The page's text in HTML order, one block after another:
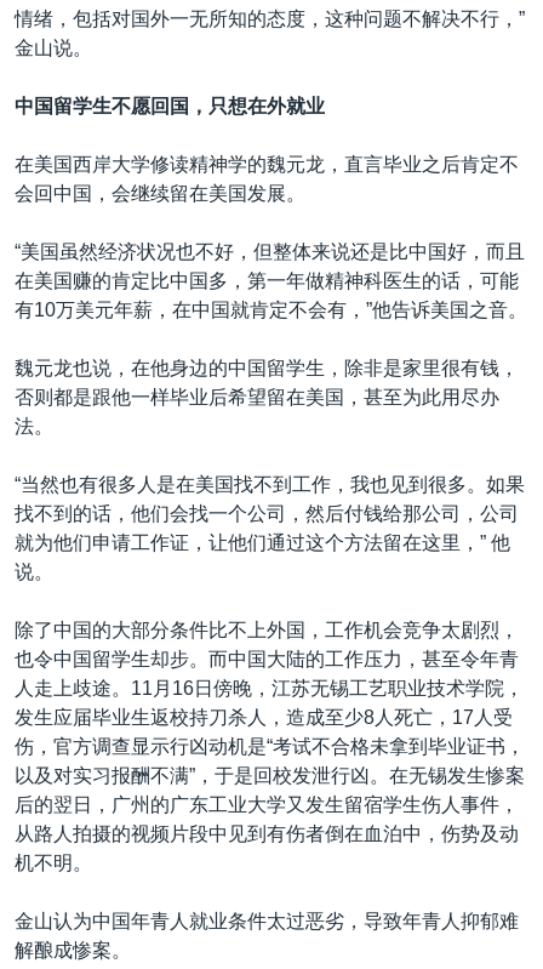
情绪，包括对国外一无所知的态度，这种问题不解决不行，”
金山说。
中国留学生不愿回国，只想在外就业
在美国西岸大学修读精神学的魏元龙，直言毕业之后肯定不
会回中国，会继续留在美国发展。
“美国虽然经济状况也不好，但整体来说还是比中国好，而且
在美国赚的肯定比中国多，第一年做精神科医生的话，可能
有10万美元年薪，在中国就肯定不会有，”他告诉美国之音。
魏元龙也说，在他身边的中国留学生，除非是家里很有钱，
否则都是跟他一样毕业后希望留在美国，甚至为此用尽办
法。
“当然也有很多人是在美国找不到工作，我也见到很多。如果
找不到的话，他们会找一个公司，然后付钱给那公司，公司
就为他们申请工作证，让他们通过这个方法留在这里，” 他
说。
除了中国的大部分条件比不上外国，工作机会竞争太剧烈，
也令中国留学生却步。而中国大陆的工作压力，甚至令年青
人走上歧途。11月16日傍晚，江苏无锡工艺职业技术学院，
发生应届毕业生返校持刀杀人，造成至少8人死亡，17人受
伤，官方调查显示行凶动机是“考试不合格未拿到毕业证书，
以及对实习报酬不满”，于是回校发泄行凶。在无锡发生惨案
后的翌日，广州的广东工业大学又发生留宿学生伤人事件，
从路人拍摄的视频片段中见到有伤者倒在血泊中，伤势及动
机不明。
金山认为中国年青人就业条件太过恶劣，导致年青人抑郁难
解酿成惨案。